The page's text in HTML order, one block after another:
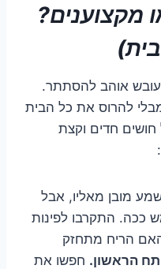
מקצוענים?
אוהב להסתתר.
להרוס את כל הבית
חושים חדים וקצת
מובן מאליו, אבל
ככה. התקרבו לפינות
האם הריח מתחזק
הראשון. חפשו את